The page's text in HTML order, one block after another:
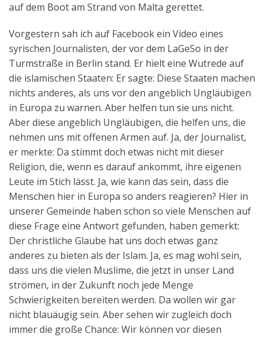
auf dem Boot am Strand von Malta gerettet.
Vorgestern sah ich auf Facebook ein Video eines
syrischen Journalisten, der vor dem LaGeSo in der
Turmstraße in Berlin stand. Er hielt eine Wutrede auf
die islamischen Staaten: Er sagte: Diese Staaten machen
nichts anderes, als uns vor den angeblich Ungläubigen
in Europa zu warnen. Aber helfen tun sie uns nicht.
Aber diese angeblich Ungläubigen, die helfen uns, die
nehmen uns mit offenen Armen auf. Ja, der Journalist,
er merkte: Da stimmt doch etwas nicht mit dieser
Religion, die, wenn es darauf ankommt, ihre eigenen
Leute im Stich lässt. Ja, wie kann das sein, dass die
Menschen hier in Europa so anders reagieren? Hier in
unserer Gemeinde haben schon so viele Menschen auf
diese Frage eine Antwort gefunden, haben gemerkt:
Der christliche Glaube hat uns doch etwas ganz
anderes zu bieten als der Islam. Ja, es mag wohl sein,
dass uns die vielen Muslime, die jetzt in unser Land
strömen, in der Zukunft noch jede Menge
Schwierigkeiten bereiten werden. Da wollen wir gar
nicht blauäugig sein. Aber sehen wir zugleich doch
immer die große Chance: Wir können vor diesen